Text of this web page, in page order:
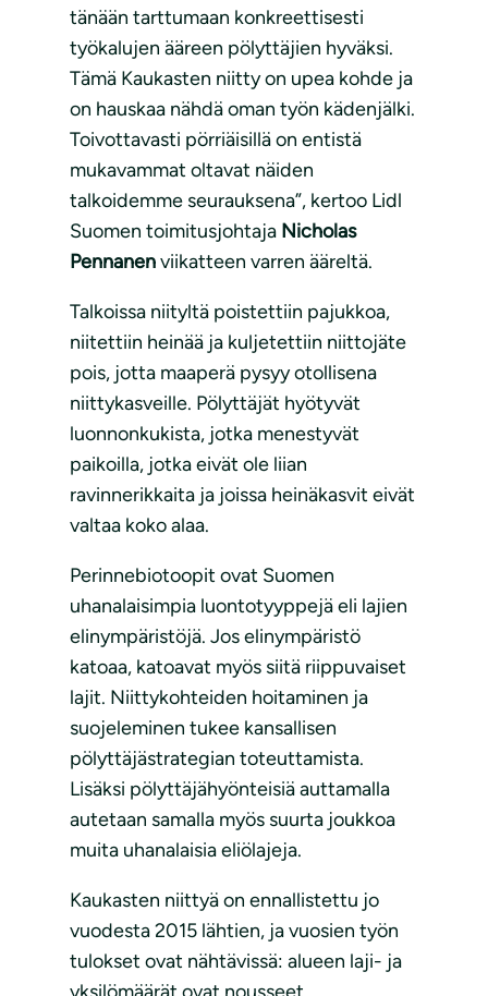
tänään tarttumaan konkreettisesti
työkalujen ääreen pölyttäjien hyväksi.
Tämä Kaukasten niitty on upea kohde ja
on hauskaa nähdä oman työn kädenjälki.
Toivottavasti pörriäisillä on entistä
mukavammat oltavat näiden
talkoidemme seurauksena”, kertoo Lidl
Suomen toimitusjohtaja Nicholas
Pennanenviikatteen varren ääreltä.
Talkoissa niityltä poistettiin pajukkoa,
niitettiin heinää ja kuljetettiin niittojäte
pois, jotta maaperä pysyy otollisena
niittykasveille. Pölyttäjät hyötyvät
luonnonkukista, jotka menestyvät
paikoilla, jotka eivät ole liian
ravinnerikkaita ja joissa heinäkasvit eivät
valtaa koko alaa.
Perinnebiotoopit ovat Suomen
uhanalaisimpia luontotyyppejä eli lajien
elinympäristöjä. Jos elinympäristö
katoaa, katoavat myös siitä riippuvaiset
lajit. Niittykohteiden hoitaminen ja
suojeleminen tukee kansallisen
pölyttäjästrategian toteuttamista.
Lisäksi pölyttäjähyönteisiä auttamalla
autetaan samalla myös suurta joukkoa
muita uhanalaisia eliölajeja.
Kaukasten niittyä on ennallistettu jo
vuodesta 2015 lähtien, ja vuosien työn
tulokset ovat nähtävissä: alueen laji- ja
yksilömäärät ovat nousseet